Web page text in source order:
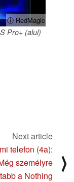
ⓘ RedMagic
Pro+ (alul)
Next article
telefon (4a):
személyre
a Nothing
⟩